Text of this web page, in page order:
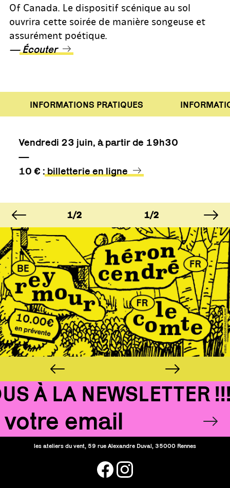
Of Canada. Le dispositif scénique au sol
ouvrira cette soirée de manière songeuse et
assurément poétique.
— Écouter
INFORMATIONS PRATIQUES
Vendredi 23 juin, à partir de 19h30
—
10 € : billetterie en ligne
image précédente
IMAGE
1/2 IMAGE
1/2 1/
IMAGE
1/2 IMAGE
1/2 1/
À LA NEWSLETTER !!!
Email
les ateliers du vent, 59 rue Alexandre Duval, 35000 Rennes
facebookinstagram